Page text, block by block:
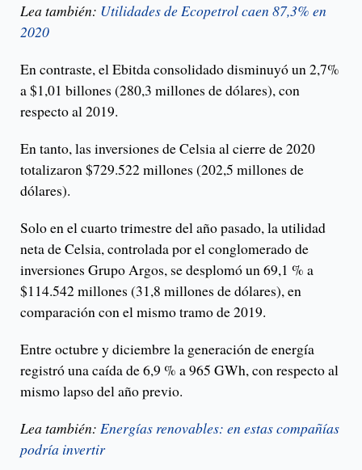
Lea también: Utilidades de Ecopetrol caen 87,3% en
2020
En contraste, el Ebitda consolidado disminuyó un 2,7%
a $1,01 billones (280,3 millones de dólares), con
respecto al 2019.
En tanto, las inversiones de Celsia al cierre de 2020
totalizaron $729.522 millones (202,5 millones de
dólares).
Solo en el cuarto trimestre del año pasado, la utilidad
neta de Celsia, controlada por el conglomerado de
inversiones Grupo Argos, se desplomó un 69,1 % a
$114.542 millones (31,8 millones de dólares), en
comparación con el mismo tramo de 2019.
Entre octubre y diciembre la generación de energía
registró una caída de 6,9 % a 965 GWh, con respecto al
mismo lapso del año previo.
Lea también: Energías renovables: en estas compañías
podría invertir